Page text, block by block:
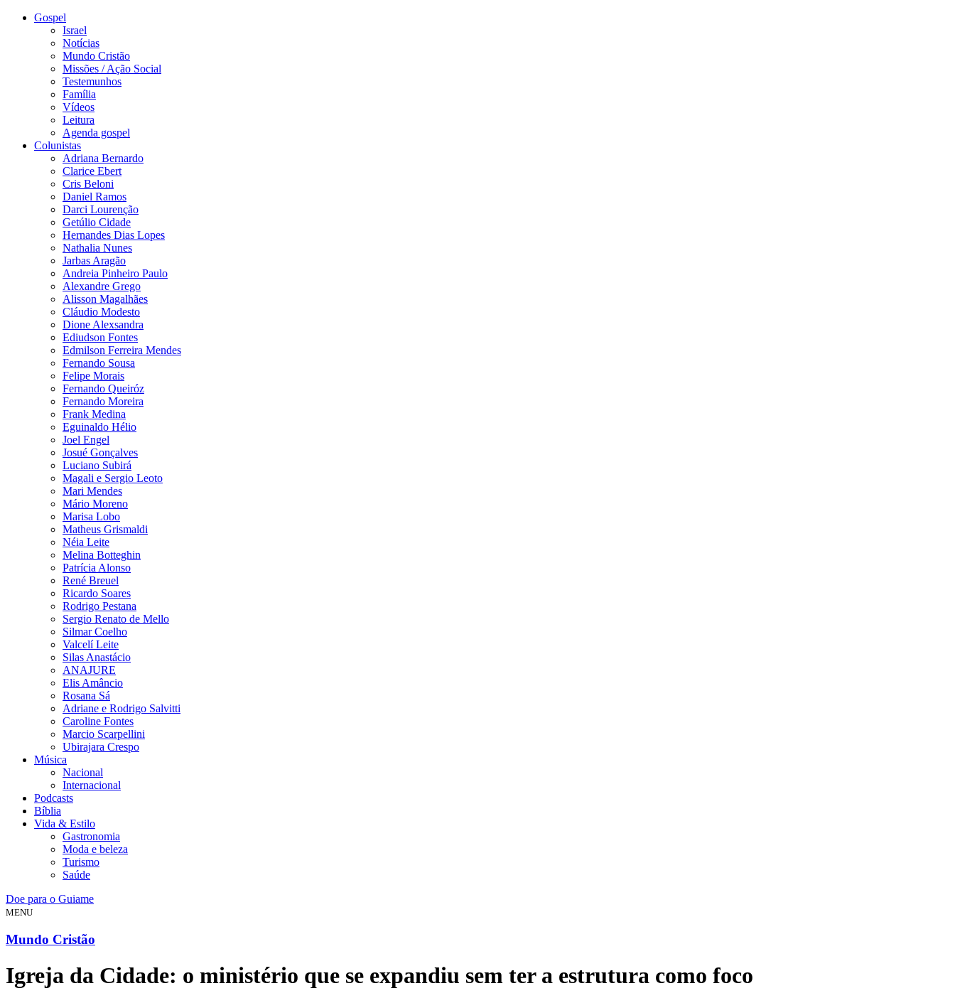
Gospel
Israel
Notícias
Mundo Cristão
Missões / Ação Social
Testemunhos
Família
Vídeos
Leitura
Agenda gospel
Colunistas
Adriana Bernardo
Clarice Ebert
Cris Beloni
Daniel Ramos
Darci Lourenção
Getúlio Cidade
Hernandes Dias Lopes
Nathalia Nunes
Jarbas Aragão
Andreia Pinheiro Paulo
Alexandre Grego
Alisson Magalhães
Cláudio Modesto
Dione Alexsandra
Ediudson Fontes
Edmilson Ferreira Mendes
Fernando Sousa
Felipe Morais
Fernando Queiróz
Fernando Moreira
Frank Medina
Eguinaldo Hélio
Joel Engel
Josué Gonçalves
Luciano Subirá
Magali e Sergio Leoto
Mari Mendes
Mário Moreno
Marisa Lobo
Matheus Grismaldi
Néia Leite
Melina Botteghin
Patrícia Alonso
René Breuel
Ricardo Soares
Rodrigo Pestana
Sergio Renato de Mello
Silmar Coelho
Valcelí Leite
Silas Anastácio
ANAJURE
Elis Amâncio
Rosana Sá
Adriane e Rodrigo Salvitti
Caroline Fontes
Marcio Scarpellini
Ubirajara Crespo
Música
Nacional
Internacional
Podcasts
Bíblia
Vida & Estilo
Gastronomia
Moda e beleza
Turismo
Saúde
Doe para o Guiame
MENU
Mundo Cristão
Igreja da Cidade: o ministério que se expandiu sem ter a estrutura como foco